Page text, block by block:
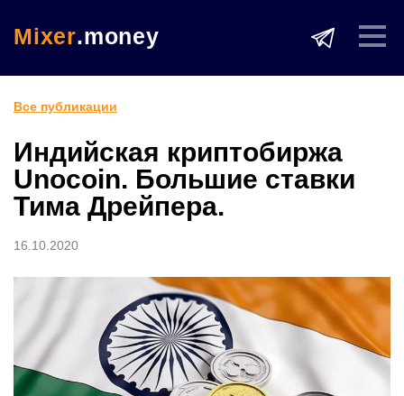
Mixer.money
Все публикации
Индийская криптобиржа
Unocoin. Большие ставки
Тима Дрейпера.
16.10.2020